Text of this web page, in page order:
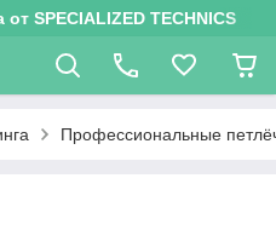
SPECIALIZED TECHNICS
Профессиональные